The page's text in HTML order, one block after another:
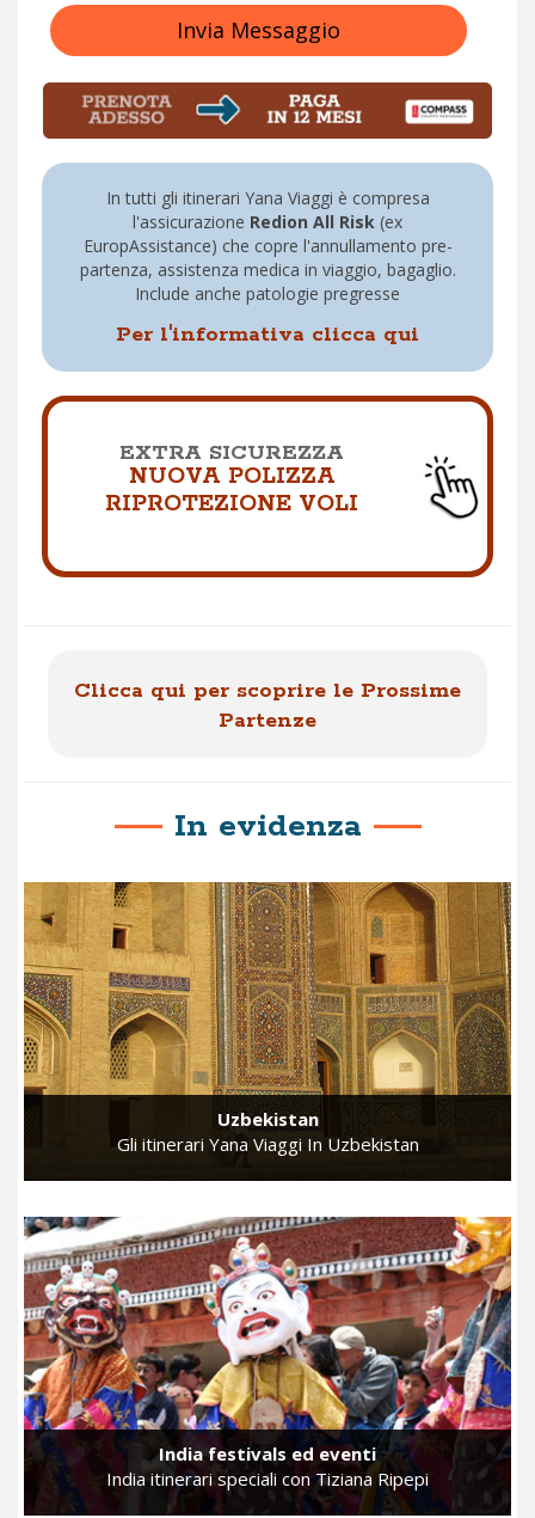
Invia Messaggio
In tutti gli itinerari Yana Viaggi è compresa
l'assicurazione Redion All Risk (ex
EuropAssistance) che copre l'annullamento pre-
partenza, assistenza medica in viaggio, bagaglio.
Include anche patologie pregresse
Per l'informativa clicca qui
EXTRA SICUREZZA
NUOVA POLIZZA
RIPROTEZIONE VOLI
Clicca qui per scoprire le Prossime
Partenze
In evidenza
Uzbekistan
Gli itinerari Yana Viaggi In Uzbekistan
India festivals ed eventi
India itinerari speciali con Tiziana Ripepi